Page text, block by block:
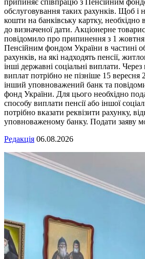
припиняє співпрацю з Пенсійним
обслуговування таких рахунків. Щоб і
кошти на банківську картку, необхідно
до визначеної дати. Акціонерне
повідомило про припинення з 1 жовтня
Пенсійним фондом України в частині
рахунків, на які надходять пенсії,
інші державні соціальні виплати.
виплат потрібно не пізніше 15 вересня
інший уповноважений банк та
фонд України. Для цього необхідно
способу виплати пенсії або іншої
потрібно вказати реквізити рахунку,
уповноваженому банку. Подати заяву
Редакція 06.08.2026